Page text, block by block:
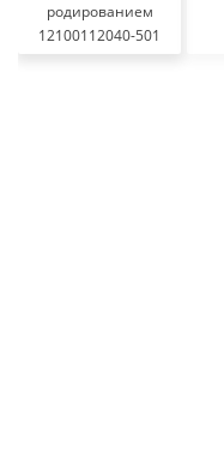
родированием
12100112040-501